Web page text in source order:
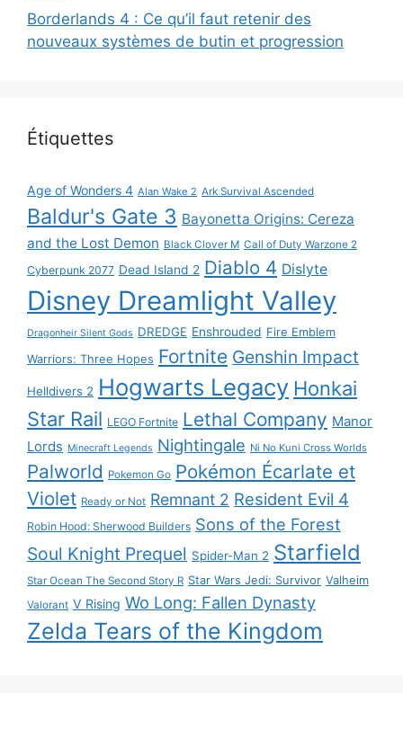
Borderlands 4 : Ce qu’il faut retenir des
nouveaux systèmes de butin et progression
Étiquettes
Age of Wonders 4 Alan Wake 2 Ark Survival Ascended
Baldur's Gate 3 Bayonetta Origins: Cereza
and the Lost Demon Black Clover M Call of Duty Warzone 2
Cyberpunk 2077 Dead Island 2 Diablo 4 Dislyte
Disney Dreamlight Valley
Dragonheir Silent Gods DREDGE Enshrouded Fire Emblem
Warriors: Three Hopes Fortnite Genshin Impact
Helldivers 2 Hogwarts Legacy Honkai
Star Rail LEGO Fortnite Lethal Company Manor
Lords Minecraft Legends Nightingale Ni No Kuni Cross Worlds
Palworld Pokemon Go Pokémon Écarlate et
Violet Ready or Not Remnant 2 Resident Evil 4
Robin Hood: Sherwood Builders Sons of the Forest
Soul Knight Prequel Spider-Man 2 Starfield
Star Ocean The Second Story R Star Wars Jedi: Survivor Valheim
Valorant V Rising Wo Long: Fallen Dynasty
Zelda Tears of the Kingdom